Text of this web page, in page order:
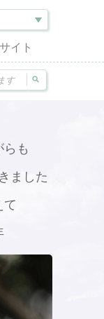
イト
も
ました
て